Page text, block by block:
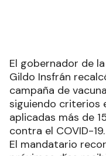
El gobernador de
Gildo Insfrán
campaña de
siguiendo criterios
aplicadas más de
contra el COVID-19.
El mandatario